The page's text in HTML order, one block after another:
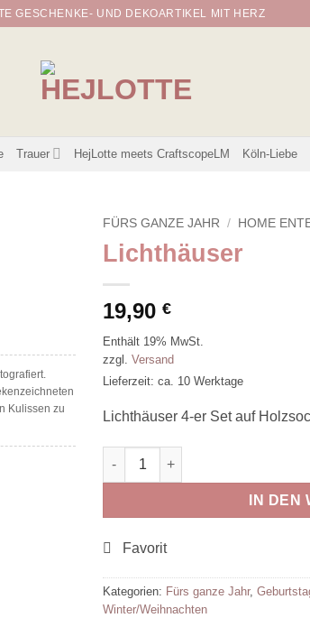
GESCHENKE- UND DEKOARTIKEL MIT HERZ
Trauer HejLotte meets CraftscopeLM Köln-Liebe
Kulissen zu
FÜRS GANZE JAHR / HOME
Lichthäuser
19,90 €
Enthält 19% MwSt.
zzgl. Versand
Lieferzeit: ca. 10 Werktage
Lichthäuser 4-er Set auf
Lichthäuser Menge
IN DEN
Kategorien: Fürs ganze Jahr,
Winter/Weihnachten